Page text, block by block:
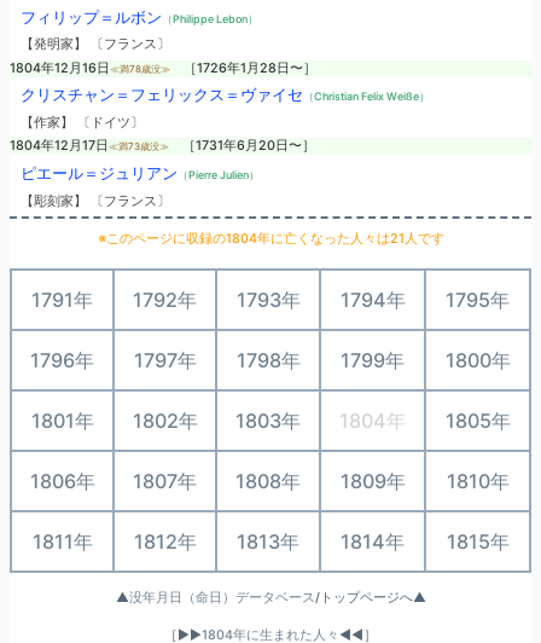
フィリップ＝ルボン （Philippe Lebon）
【発明家】 〔フランス〕
1804年12月16日 ≪満78歳没≫ ［1726年1月28日〜］
クリスチャン＝フェリックス＝ヴァイセ （Christian Felix Weiße）
【作家】 〔ドイツ〕
1804年12月17日 ≪満73歳没≫ ［1731年6月20日〜］
ピエール＝ジュリアン （Pierre Julien）
【彫刻家】 〔フランス〕
※このページに収録の1804年に亡くなった人々は21人です
1791年 1792年 1793年 1794年 1795年
1796年 1797年 1798年 1799年 1800年
1801年 1802年 1803年 1804年 1805年
1806年 1807年 1808年 1809年 1810年
1811年 1812年 1813年 1814年 1815年
▲没年月日（命日）データベース/トップページへ▲
［▶▶1804年に生まれた人々 ◀◀］